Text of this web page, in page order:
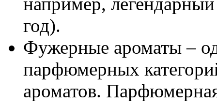
год).
Фужерные ароматы –
парфюмерных
ароматов.